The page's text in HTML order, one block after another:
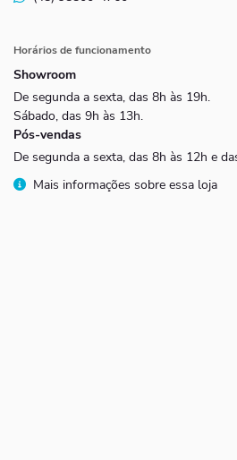
Horários de funcionamento
Showroom
De segunda a sexta, das 8h às 19h.
Sábado, das 9h às 13h.
Pós-vendas
De segunda a sexta, das 8h às 12h e
Mais informações sobre essa loja